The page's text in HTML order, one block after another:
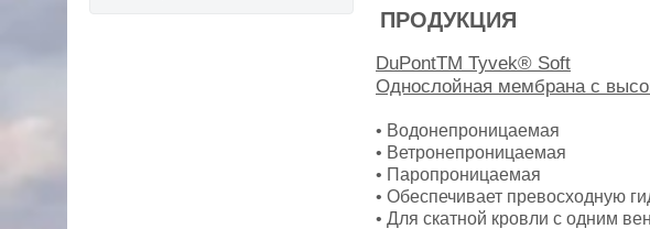
ПРОДУКЦИЯ
DuPontTM Tyvek® Soft
Однослойная мембрана с
• Водонепроницаемая
• Ветронепроницаемая
• Паропроницаемая
• Обеспечивает превосходную
• Для скатной кровли с одним